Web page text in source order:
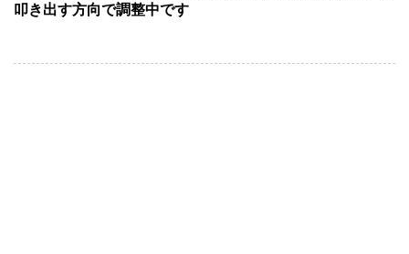
叩き出す方向で調整中です